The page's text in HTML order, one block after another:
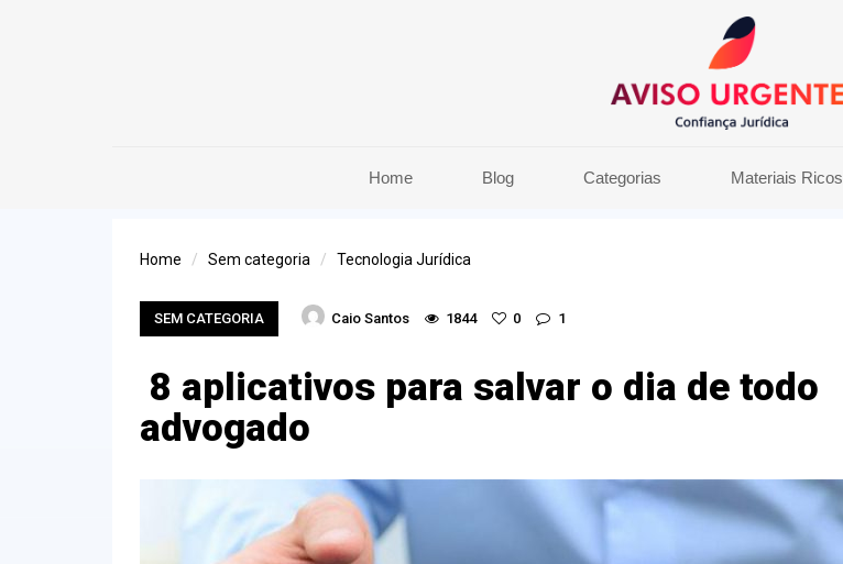
Home Blog Categorias Materiais Ricos
Home Sem categoria Tecnologia Jurídica
SEM CATEGORIA Caio Santos 1844 0 1
8 aplicativos para salvar o dia de todo
advogado